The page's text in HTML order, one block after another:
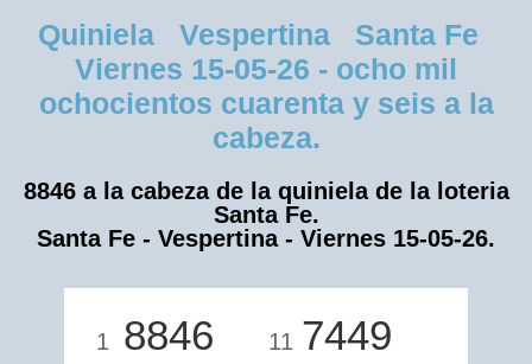
Quiniela Vespertina Santa Fe
Viernes 15-05-26 - ocho mil
ochocientos cuarenta y seis a la
cabeza.
8846 a la cabeza de la quiniela de la loteria
Santa Fe.
Santa Fe - Vespertina - Viernes 15-05-26.
1 8846 11 7449